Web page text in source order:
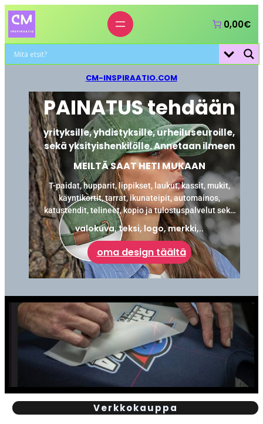
0,00€
CM-INSPIRAATIO.COM
PAINATUS tehdään
yrityksille, yhdistyksille, urheiluseuroille,
sekä yksityishenkilölle. Annetaan ilmeen
MEILTÄ SAAT HETI MUKAAN
T-paidat, hupparit, lippikset, laukut, kassit, mukit,
käyntikortit, tarrat, ikunateipit, automainos,
katustendit, telineet, kopio ja tulostuspalvelut sekä
laminointi.
valokuva, teksi, logo, merkki,..
oma design täältä
Verkkokauppa